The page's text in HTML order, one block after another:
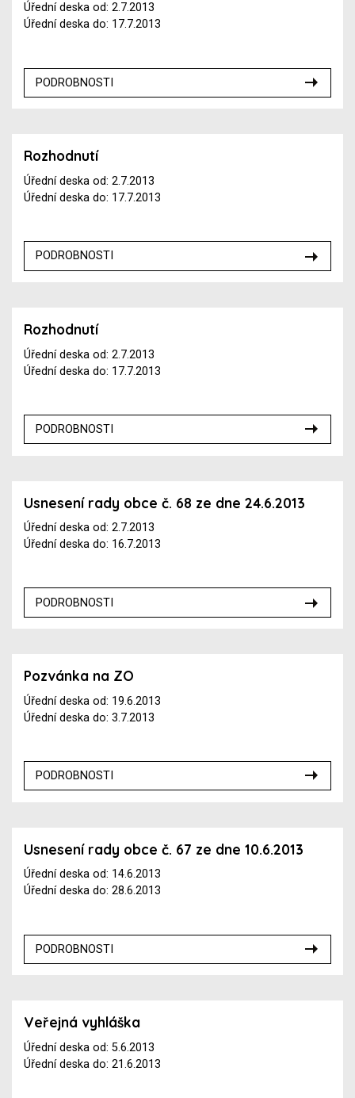
Úřední deska od: 2.7.2013
Úřední deska do: 17.7.2013
PODROBNOSTI
Rozhodnutí
Úřední deska od: 2.7.2013
Úřední deska do: 17.7.2013
PODROBNOSTI
Rozhodnutí
Úřední deska od: 2.7.2013
Úřední deska do: 17.7.2013
PODROBNOSTI
Usnesení rady obce č. 68 ze dne 24.6.2013
Úřední deska od: 2.7.2013
Úřední deska do: 16.7.2013
PODROBNOSTI
Pozvánka na ZO
Úřední deska od: 19.6.2013
Úřední deska do: 3.7.2013
PODROBNOSTI
Usnesení rady obce č. 67 ze dne 10.6.2013
Úřední deska od: 14.6.2013
Úřední deska do: 28.6.2013
PODROBNOSTI
Veřejná vyhláška
Úřední deska od: 5.6.2013
Úřední deska do: 21.6.2013